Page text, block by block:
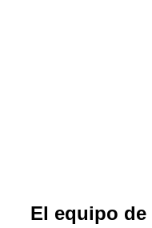
El equipo